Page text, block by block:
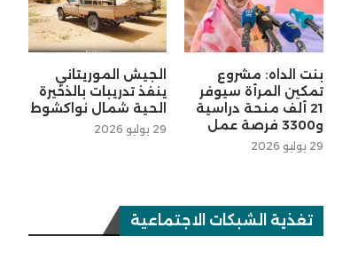
بنت الداه: مشروع
تمكين المرأة سيوفر
21 ألف منحة دراسية
و3300 فرصة عمل
29 يوليو 2026
الجيش الموريتاني
ينفذ تدريبات بالذخيرة
الحية شمال نواكشوط
29 يوليو 2026
تغذية الشبكات الاجتماعية